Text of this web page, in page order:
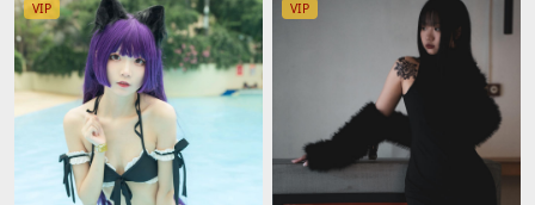
VIP VIP